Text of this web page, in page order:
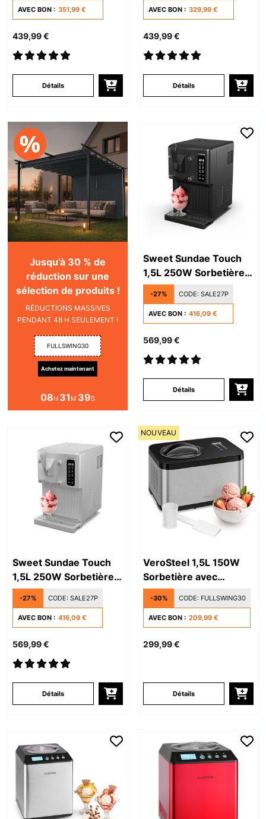
AVEC BON : 351,99 €
439,99 €
Détails
AVEC BON : 329,99 €
439,99 €
Détails
Jusqu’à 30 % de
réduction sur une
sélection de produits !
RÉDUCTIONS MASSIVES
PENDANT 48 H SEULEMENT !
FULLSWING30
Achetez maintenant
08H 31 M 38S
Sweet Sundae Touch
1,5L 250W Sorbetière
avec Compresseur
Noir
-27% CODE: SALE27P
AVEC BON : 416,09 €
569,99 €
Détails
Sweet Sundae Touch
1,5L 250W Sorbetière
avec Compresseur
Blanc
-27% CODE: SALE27P
AVEC BON : 416,09 €
569,99 €
Détails
VeroSteel 1,5L 150W
Sorbetière avec
Compresseur Argent
-30% CODE: FULLSWING30
AVEC BON : 209,99 €
299,99 €
Détails
NOUVEAU